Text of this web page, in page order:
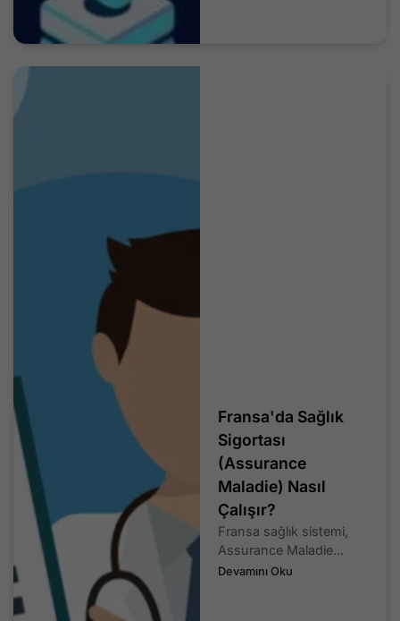
Fransa'da Sağlık
Sigortası
(Assurance
Maladie) Nasıl
Çalışır?
Fransa sağlık sistemi,
Assurance Maladie...
Devamını Oku